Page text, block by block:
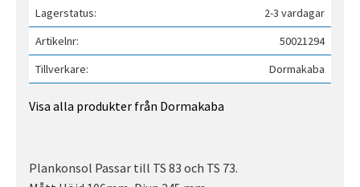
Lagerstatus
2-3 vardagar
Artikelnr
50021294
Tillverkare
Dormakaba
Visa alla produkter från Dormakaba
Plankonsol Passar till TS 83 och TS 73.